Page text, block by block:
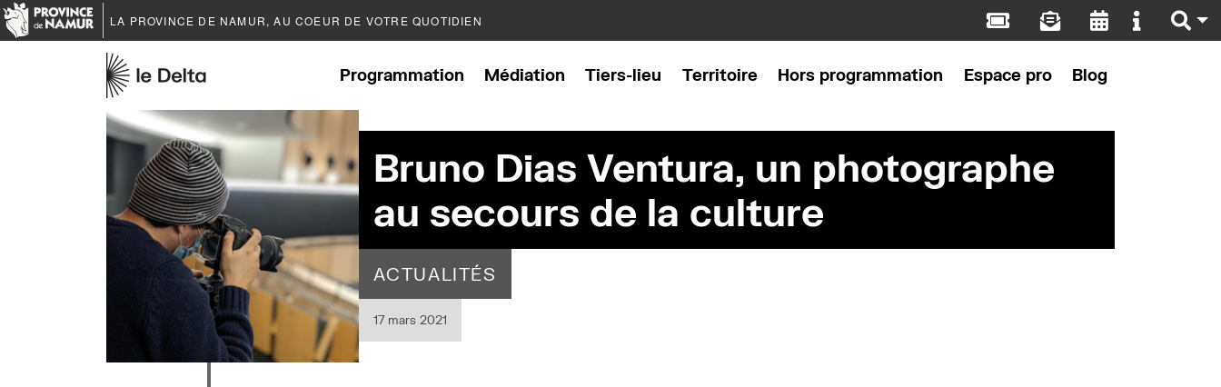
LA PROVINCE DE NAMUR, AU COEUR DE VOTRE QUOTIDIEN
Programmation Médiation Tiers-lieu Territoire Hors programmation Espace pro Blog
Bruno Dias Ventura, un photographe
au secours de la culture
ACTUALITÉS
17 mars 2021